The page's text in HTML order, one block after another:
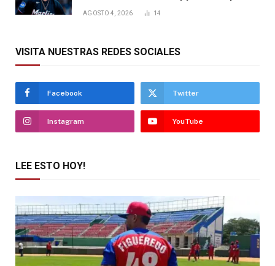
AGOSTO 4, 2026 14
VISITA NUESTRAS REDES SOCIALES
Facebook Twitter
Instagram YouTube
LEE ESTO HOY!